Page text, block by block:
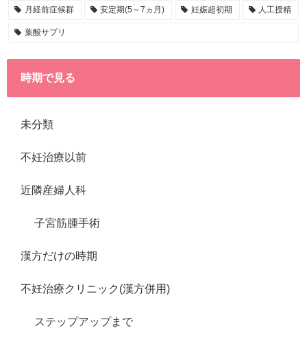
月経前症候群 安定期(5～7ヵ月) 妊娠超初期 人工授精
葉酸サプリ
時期で見る
未分類
不妊治療以前
近隣産婦人科
子宮筋腫手術
漢方だけの時期
不妊治療クリニック(漢方併用)
ステップアップまで